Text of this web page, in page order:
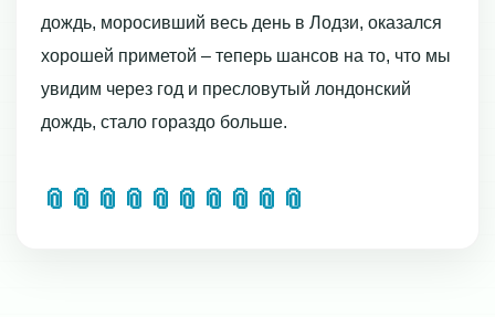
дождь, моросивший весь день в Лодзи, оказался
хорошей приметой – теперь шансов на то, что мы
увидим через год и пресловутый лондонский
дождь, стало гораздо больше.
📎 📎 📎 📎 📎 📎 📎 📎 📎 📎